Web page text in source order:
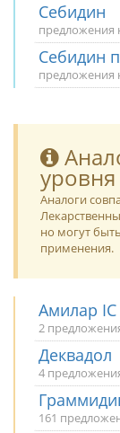
Себидин
предложения
Себидин
предложения
уровня
Аналоги
но могут
применения.
Амилар IC
2
Деквадол
4
161